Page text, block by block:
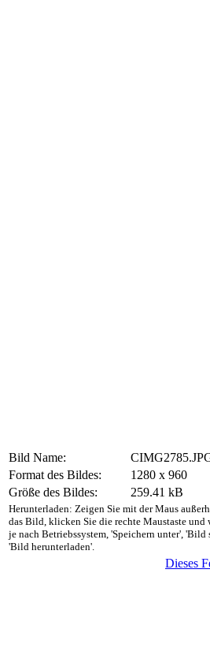
Bild Name:
Format des Bildes:
1280 x 960
Größe des Bildes:
259.41 kB
Herunterladen: Zeigen Sie mit der Maus
das Bild, klicken Sie die rechte Maustaste und
je nach Betriebssystem, 'Speichern unter', 'Bild
'Bild herunterladen'.
Dieses